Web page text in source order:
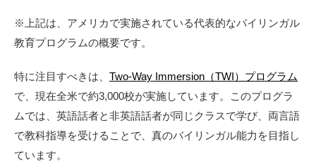
※上記は、アメリカで実施されている代表的なバイリンガル
教育プログラムの概要です。
特に注目すべきは、 Two-Way Immersion（TWI）プログラム
で、現在全米で約3,000校が実施しています。このプログラ
ムでは、英語話者と非英語話者が同じクラスで学び、両言語
で教科指導を受けることで、真のバイリンガル能力を目指し
ています。